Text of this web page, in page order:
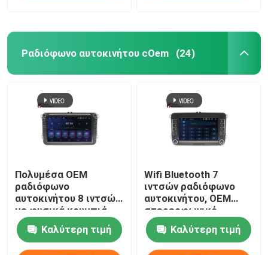
Ραδιόφωνο αυτοκινήτου cOem (24)
Πολυμέσα OEM
ραδιόφωνο
αυτοκινήτου 8 ιντσών
με φυσικά κουμπιά
Σύστημα πλοήγησης
GPS Καλύτερη τιμή
Wifi Bluetooth 7
ιντσών ραδιόφωνο
αυτοκινήτου, OEM
στερεοφωνικό
αυτοκινήτου για
VolkswagenΚαλύτερη τιμή